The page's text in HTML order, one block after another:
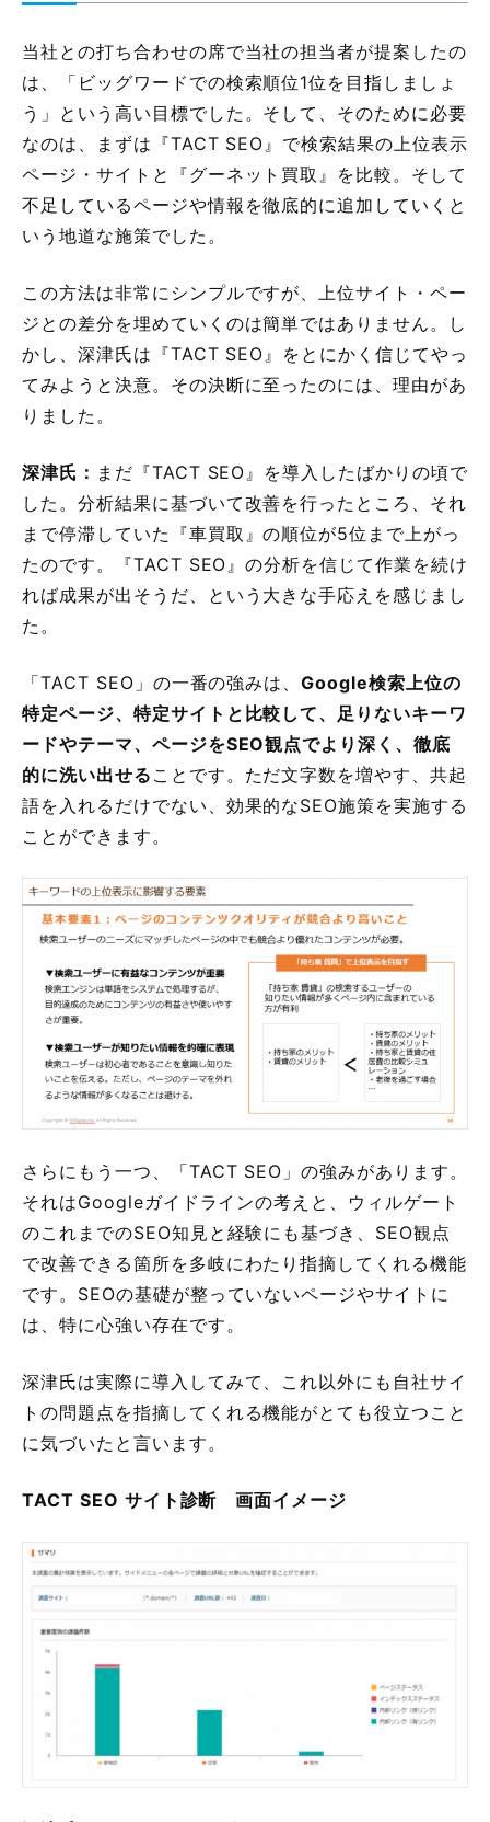
当社との打ち合わせの席で当社の担当者が提案したの
は、「ビッグワードでの検索順位1位を目指しましょ
う」という高い目標でした。そして、そのために必要
なのは、まずは『TACT SEO』で検索結果の上位表示
ページ・サイトと『グーネット買取』を比較。そして
不足しているページや情報を徹底的に追加していくと
いう地道な施策でした。
この方法は非常にシンプルですが、上位サイト・ペー
ジとの差分を埋めていくのは簡単ではありません。し
かし、深津氏は『TACT SEO』をとにかく信じてやっ
てみようと決意。その決断に至ったのには、理由があ
りました。
深津氏： まだ『TACT SEO』を導入したばかりの頃で
した。分析結果に基づいて改善を行ったところ、それ
まで停滞していた『車買取』の順位が5位まで上がっ
たのです。『TACT SEO』の分析を信じて作業を続け
れば成果が出そうだ、という大きな手応えを感じまし
た。
「TACT SEO」の一番の強みは、Google検索上位の
特定ページ、特定サイトと比較して、足りないキーワ
ードやテーマ、ページをSEO観点でより深く、徹底
的に洗い出せる ことです。ただ文字数を増やす、共起
語を入れるだけでない、効果的なSEO施策を実施する
ことができます。
さらにもう一つ、「TACT SEO」の強みがあります。
それはGoogleガイドラインの考えと、ウィルゲート
のこれまでのSEO知見と経験にも基づき、SEO観点
で改善できる箇所を多岐にわたり指摘してくれる機能
です。SEOの基礎が整っていないページやサイトに
は、特に心強い存在です。
深津氏は実際に導入してみて、これ以外にも自社サイ
トの問題点を指摘してくれる機能がとても役立つこと
に気づいたと言います。
TACT SEO サイト診断 画面イメージ